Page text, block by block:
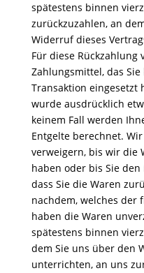
spätestens binnen
zurückzuzahlen, an
Widerruf dieses
Für diese
Zahlungsmittel, das
Transaktion eingesetzt
wurde ausdrücklich
keinem Fall werden
Entgelte berechnet.
verweigern, bis wir die
haben oder bis Sie
dass Sie die Waren
nachdem, welches der
haben die Waren
spätestens binnen
dem Sie uns über den
unterrichten, an uns